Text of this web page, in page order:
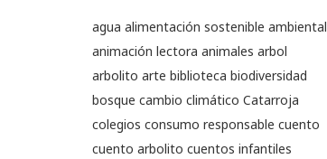
agua alimentación sostenible ambiental
animación lectora animales arbol
arbolito arte biblioteca biodiversidad
bosque cambio climático Catarroja
colegios consumo responsable cuento
cuento arbolito cuentos infantiles